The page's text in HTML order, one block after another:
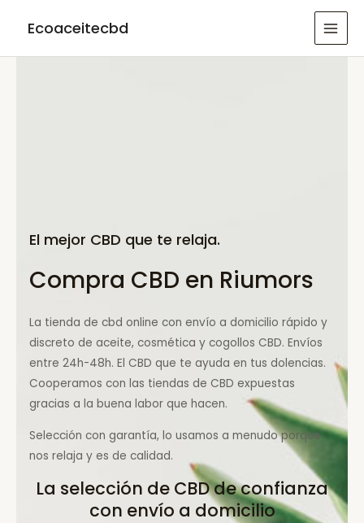
Ecoaceitecbd
El mejor CBD que te relaja.
Compra CBD en Riumors
La tienda de cbd online con envío a domicilio rápido y
discreto de aceite, cosmética y cogollos CBD. Envíos
entre 24h-48h. El CBD que te ayuda en tus dolencias.
Cooperamos con las tiendas de CBD expuestas
gracias a la buena labor que hacen.
Selección con garantía, lo usamos a menudo porque
nos relaja y es de calidad.
La selección de CBD de confianza
con envío a domicilio